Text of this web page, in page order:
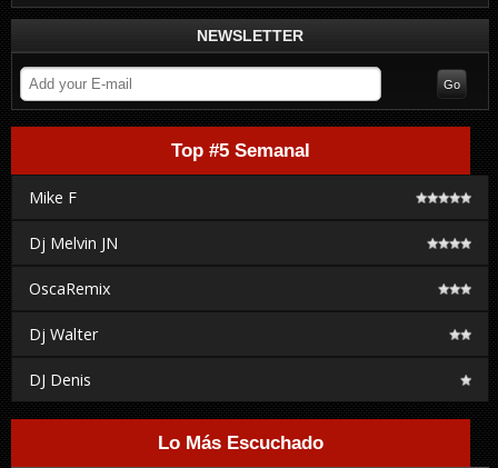
NEWSLETTER
Top #5 Semanal
Mike F
Dj Melvin JN
OscaRemix
Dj Walter
DJ Denis
Lo Más Escuchado